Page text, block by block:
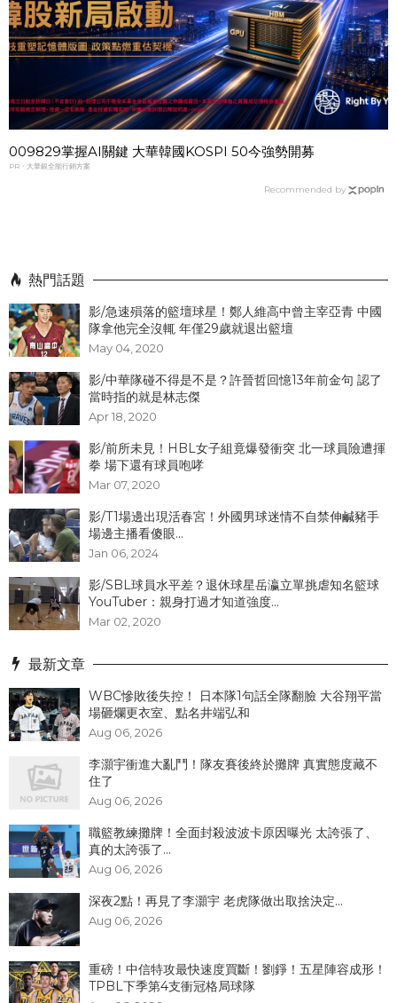
009829掌握AI關鍵 大華韓國KOSPI 50今強勢開募
PR・大華銀全能行銷方案
Recommended by
熱門話題
影/急速殞落的籃壇球星！鄭人維高中曾主宰亞青 中國
隊拿他完全沒輒 年僅29歲就退出籃壇
May 04, 2020
影/中華隊碰不得是不是？許晉哲回憶13年前金句 認了
當時指的就是林志傑
Apr 18, 2020
影/前所未見！HBL女子組竟爆發衝突 北一球員險遭揮
拳 場下還有球員咆哮
Mar 07, 2020
影/T1場邊出現活春宮！外國男球迷情不自禁伸鹹豬手
場邊主播看傻眼...
Jan 06, 2024
影/SBL球員水平差？退休球星岳瀛立單挑虐知名籃球
YouTuber：親身打過才知道強度...
Mar 02, 2020
最新文章
WBC慘敗後失控！ 日本隊1句話全隊翻臉 大谷翔平當
場砸爛更衣室、點名井端弘和
Aug 06, 2026
李灝宇衝進大亂鬥！隊友賽後終於攤牌 真實態度藏不
住了
Aug 06, 2026
職籃教練攤牌！全面封殺波波卡原因曝光 太誇張了、
真的太誇張了...
Aug 06, 2026
深夜2點！再見了李灝宇 老虎隊做出取捨決定...
Aug 06, 2026
重磅！中信特攻最快速度買斷！劉錚！五星陣容成形！
TPBL下季第4支衝冠格局球隊